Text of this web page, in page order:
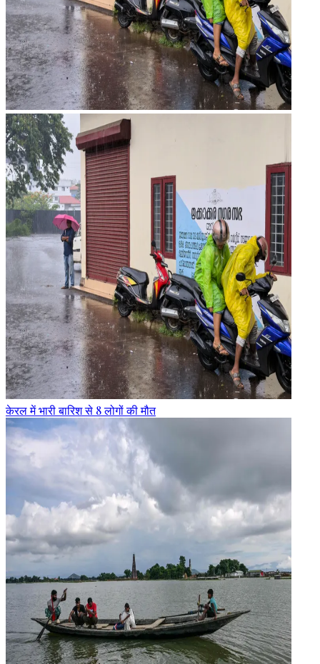
केरल में भारी बारिश से 8 लोगों की मौत